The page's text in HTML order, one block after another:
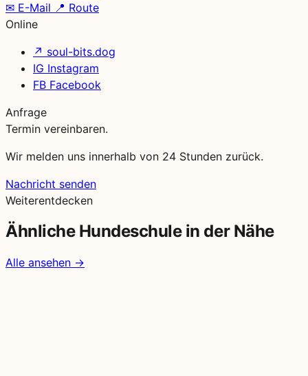
✉ E-Mail 📍 Route
Online
↗ soul-bits.dog
IG Instagram
FB Facebook
Anfrage
Termin vereinbaren.
Wir melden uns innerhalb von 24 Stunden zurück.
Nachricht senden
Weiterentdecken
Ähnliche Hundeschule in der Nähe
Alle ansehen →